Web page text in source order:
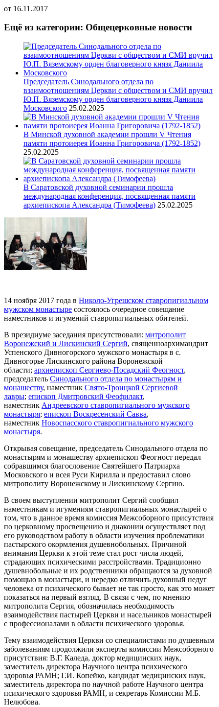
от 16.11.2017
Ещё из категории: Общецерковные новости
Председатель Синодального отдела по
взаимоотношениям Церкви с обществом и СМИ вручил
Ю.П. Вяземскому орден благоверного князя Даниила
Московского 25.02.2025
В Минской духовной академии прошли V Чтения
памяти протоиерея Иоанна Григоровича (1792-1852)
25.02.2025
В Саратовской духовной семинарии прошла
международная конференция, посвященная памяти
архиепископа Александра (Тимофеева) 25.02.2025
14 ноября 2017 года в Николо-Угрешском ставропигиальном
мужском монастыре состоялось очередное совещание
наместников и игумений ставропигиальных обителей.
В президиуме заседания присутствовали: митрополит
Воронежский и Лискинский Сергий, священноархимандрит
Успенского Дивногорского мужского монастыря в с.
Дивногорье Лискинского района Воронежской
области; архиепископ Сергиево-Посадский Феогност,
председатель Синодального отдела по монастырям и
монашеству, наместник Свято-Троицкой Сергиевой
лавры; епископ Дмитровский Феофилакт,
наместник Андреевского ставропигиального мужского
монастыря; епископ Воскресенский Савва,
наместник Новоспасского ставропигиального мужского
монастыря.
Открывая совещание, председатель Синодального отдела по
монастырям и монашеству архиепископ Феогност передал
собравшимся благословение Святейшего Патриарха
Московского и всея Руси Кирилла и предоставил слово
митрополиту Воронежскому и Лискинскому Сергию.
В своем выступлении митрополит Сергий сообщил
наместникам и игумениям ставропигиальных монастырей о
том, что в данное время комиссия Межсоборного присутствия
по церковному просвещению и диаконии осуществляет под
его руководством работу в области изучения проблематики
пастырского окормления душевнобольных. Причиной
внимания Церкви к этой теме стал рост числа людей,
страдающих психическими расстройствами. Традиционно
душевнобольные и их родственники обращаются за духовной
помощью в монастыри, и нередко отличить духовный недуг
человека от психического бывает не так просто, как это может
показаться на первый взгляд. В связи с чем, по мнению
митрополита Сергия, обозначилась необходимость
взаимодействия пастырей Церкви и насельников монастырей
с профессионалами в области психического здоровья.
Тему взаимодействия Церкви со специалистами по душевным
заболеваниям продолжили эксперты комиссии Межсоборного
присутствия: В.Г. Каледа, доктор медицинских наук,
заместитель директора Научного центра психического
здоровья РАМН; Г.И. Копейко, кандидат медицинских наук,
заместитель директора по научной работе Научного центра
психического здоровья РАМН, и секретарь Комиссии М.Б.
Нелюбова.